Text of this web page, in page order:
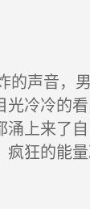
声音，
冷冷的
涌上来了
疯狂的能